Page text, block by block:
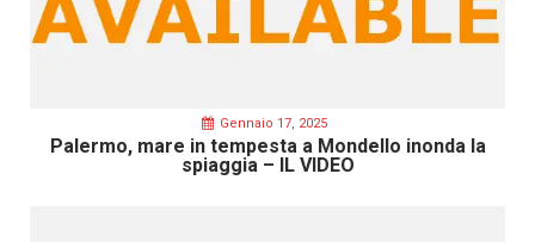
Gennaio 17, 2025
Palermo, mare in tempesta a Mondello inonda la
spiaggia – IL VIDEO